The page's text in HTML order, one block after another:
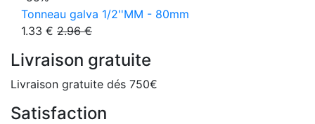
Tonneau galva 1/2''MM - 80mm
1.33 € 2.96 €
Livraison gratuite
Livraison gratuite dés 750€
Satisfaction